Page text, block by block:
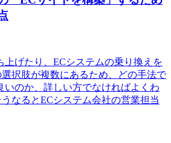
上げたり、ECシステムの乗り換えを
択肢が複数にあるため、どの手法で
いのか、詳しい方でなければよくわ
なるとECシステム会社の営業担当